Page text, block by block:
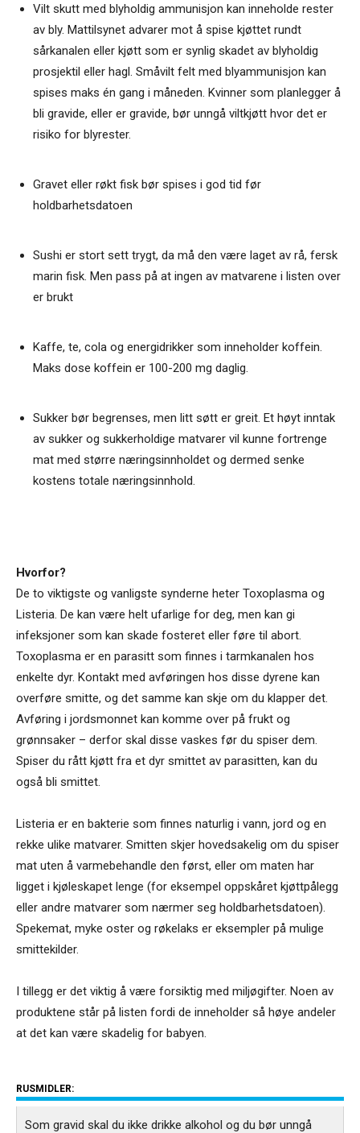
Vilt skutt med blyholdig ammunisjon kan inneholde rester
av bly. Mattilsynet advarer mot å spise kjøttet rundt
sårkanalen eller kjøtt som er synlig skadet av blyholdig
prosjektil eller hagl. Småvilt felt med blyammunisjon kan
spises maks én gang i måneden. Kvinner som planlegger å
bli gravide, eller er gravide, bør unngå viltkjøtt hvor det er
risiko for blyrester.
Gravet eller røkt fisk bør spises i god tid før
holdbarhetsdatoen
Sushi er stort sett trygt, da må den være laget av rå, fersk
marin fisk. Men pass på at ingen av matvarene i listen over
er brukt
Kaffe, te, cola og energidrikker som inneholder koffein.
Maks dose koffein er 100-200 mg daglig.
Sukker bør begrenses, men litt søtt er greit. Et høyt inntak
av sukker og sukkerholdige matvarer vil kunne fortrenge
mat med større næringsinnholdet og dermed senke
kostens totale næringsinnhold.
Hvorfor?
De to viktigste og vanligste synderne heter Toxoplasma og
Listeria. De kan være helt ufarlige for deg, men kan gi
infeksjoner som kan skade fosteret eller føre til abort.
Toxoplasma er en parasitt som finnes i tarmkanalen hos
enkelte dyr. Kontakt med avføringen hos disse dyrene kan
overføre smitte, og det samme kan skje om du klapper det.
Avføring i jordsmonnet kan komme over på frukt og
grønnsaker – derfor skal disse vaskes før du spiser dem.
Spiser du rått kjøtt fra et dyr smittet av parasitten, kan du
også bli smittet.
Listeria er en bakterie som finnes naturlig i vann, jord og en
rekke ulike matvarer. Smitten skjer hovedsakelig om du spiser
mat uten å varmebehandle den først, eller om maten har
ligget i kjøleskapet lenge (for eksempel oppskåret kjøttpålegg
eller andre matvarer som nærmer seg holdbarhetsdatoen).
Spekemat, myke oster og røkelaks er eksempler på mulige
smittekilder.
I tillegg er det viktig å være forsiktig med miljøgifter. Noen av
produktene står på listen fordi de inneholder så høye andeler
at det kan være skadelig for babyen.
RUSMIDLER:
Som gravid skal du ikke drikke alkohol og du bør unngå